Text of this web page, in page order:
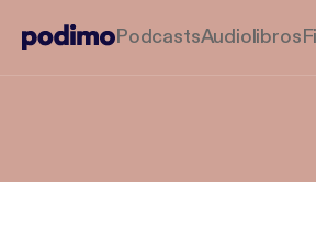
PodcastsAudiolibros